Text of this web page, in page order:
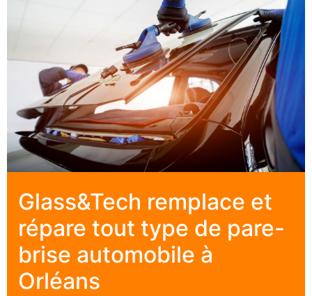
Glass&Tech remplace et
répare tout type de pare-
brise automobile à
Orléans